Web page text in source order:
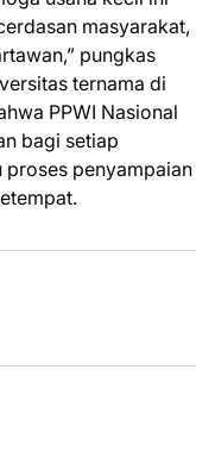
masyarakat,
pungkas
ternama di
PPWI Nasional
bagi setiap
penyampaian